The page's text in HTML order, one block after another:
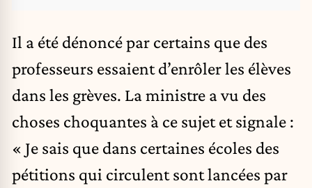
Il a été dénoncé par certains que des
professeurs essaient d’enrôler les élèves
dans les grèves. La ministre a vu des
choses choquantes à ce sujet et signale :
« Je sais que dans certaines écoles des
pétitions qui circulent sont lancées par